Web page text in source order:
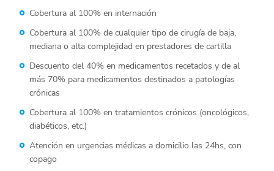
Cobertura al 100% en internación
Cobertura al 100% de cualquier tipo de cirugía de baja,
mediana o alta complejidad en prestadores de cartilla
Descuento del 40% en medicamentos recetados y de al
más 70% para medicamentos destinados a patologías
crónicas
Cobertura al 100% en tratamientos crónicos (oncológicos,
diabéticos, etc.)
Atención en urgencias médicas a domicilio las 24hs, con
copago